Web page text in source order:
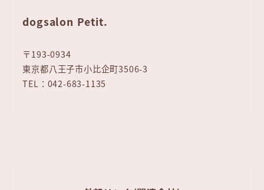
dogsalon Petit.
〒193-0934
東京都八王子市小比企町3506-3
TEL：042-683-1135